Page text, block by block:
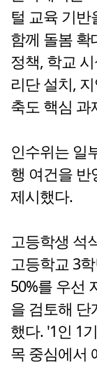
털 교육 기
함께 돌봄 확
정책, 학교
리단 설치,
축도 핵심 과
인수위는 일
행 여건을 반
제시했다.
고등학생 석
고등학교 3
50%를 우선
을 검토해 단
했다. '1인 1
목 중심에서